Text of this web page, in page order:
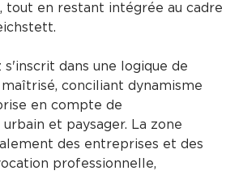
tout en restant intégrée au cadre
dans une logique de
conciliant dynamisme
en compte de
et paysager. La zone
des entreprises et des
professionnelle,